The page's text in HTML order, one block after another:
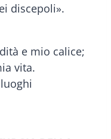
discepoli».
e mio calice;
vita.